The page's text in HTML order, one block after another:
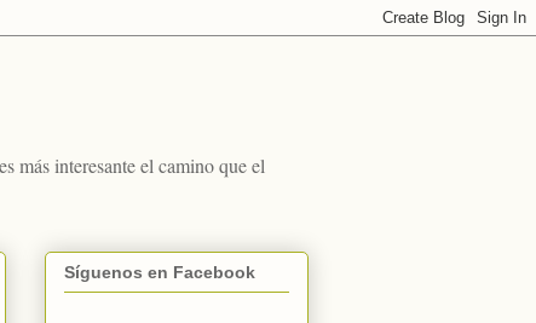
más interesante el camino que el
Síguenos en Facebook